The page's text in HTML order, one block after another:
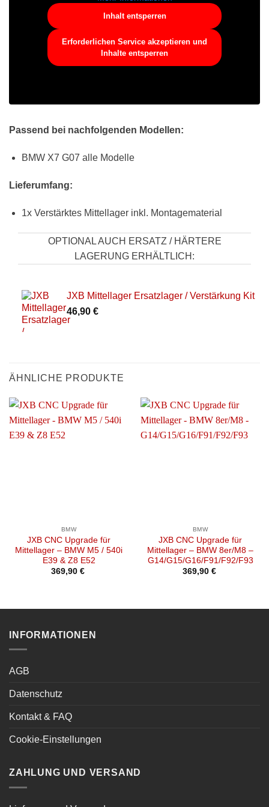
Inhalt entsperren
Erforderlichen Service akzeptieren und
Inhalte entsperren
Passend bei nachfolgenden Modellen:
BMW X7 G07 alle Modelle
Lieferumfang:
1x Verstärktes Mittellager inkl. Montagematerial
OPTIONAL AUCH ERSATZ / HÄRTERE
LAGERUNG ERHÄLTLICH:
JXB Mittellager Ersatzlager / Verstärkung Kit
46,90 €
ÄHNLICHE PRODUKTE
BMW
JXB CNC Upgrade für
Mittellager – BMW M5 / 540i
E39 & Z8 E52
369,90 €
BMW
JXB CNC Upgrade für
Mittellager – BMW 8er/M8 –
G14/G15/G16/F91/F92/F93
369,90 €
INFORMATIONEN
AGB
Datenschutz
Kontakt & FAQ
Cookie-Einstellungen
ZAHLUNG UND VERSAND